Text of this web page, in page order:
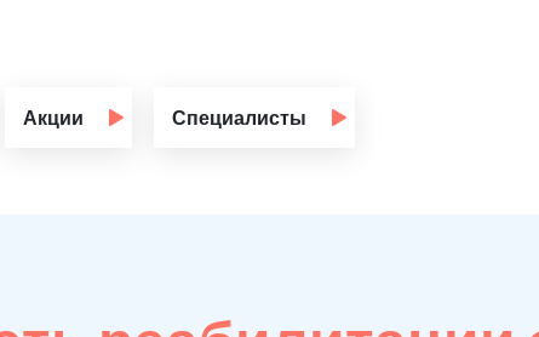
Акции Специалисты